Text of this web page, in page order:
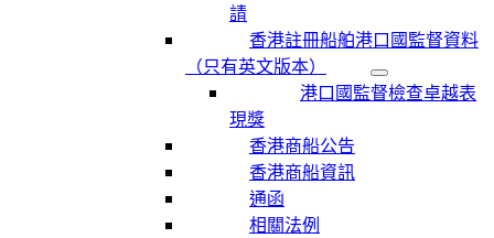
請
香港註冊船舶港口國監督資料
（只有英文版本）
港口國監督檢查卓越表
現獎
香港商船公告
香港商船資訊
通函
相關法例